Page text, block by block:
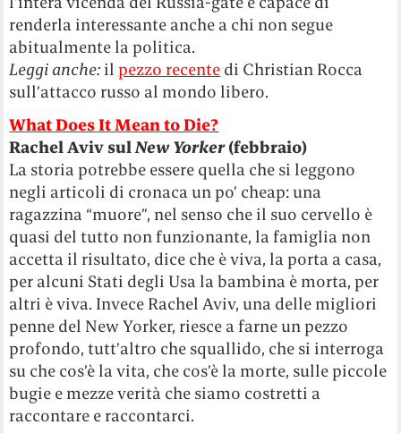
renderla interessante anche a chi non segue
abitualmente la politica.
Leggi anche: ilpezzo recente di Christian Rocca
sull’attacco russo al mondo libero.
What Does It Mean to Die?
Rachel Aviv sulNew Yorker(febbraio)
La storia potrebbe essere quella che si leggono
negli articoli di cronaca un po’ cheap: una
ragazzina “muore”, nel senso che il suo cervello è
quasi del tutto non funzionante, la famiglia non
accetta il risultato, dice che è viva, la porta a casa,
per alcuni Stati degli Usa la bambina è morta, per
altri è viva. Invece Rachel Aviv, una delle migliori
penne del New Yorker, riesce a farne un pezzo
profondo, tutt’altro che squallido, che si interroga
su che cos’è la vita, che cos’è la morte, sulle piccole
bugie e mezze verità che siamo costretti a
raccontare e raccontarci.